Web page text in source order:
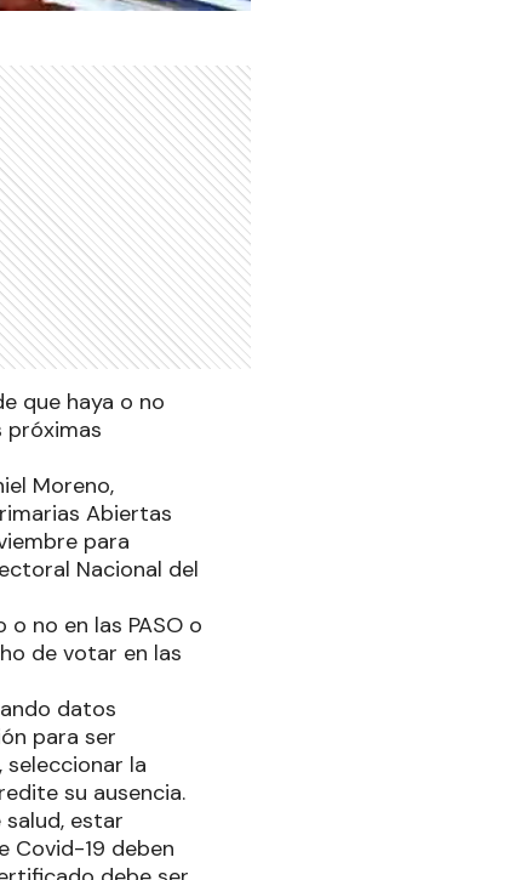
que haya o no
próximas
Moreno,
Abiertas
para
Nacional del
no en las PASO o
de votar en las
datos
para ser
la
su ausencia.
estar
Covid-19 deben